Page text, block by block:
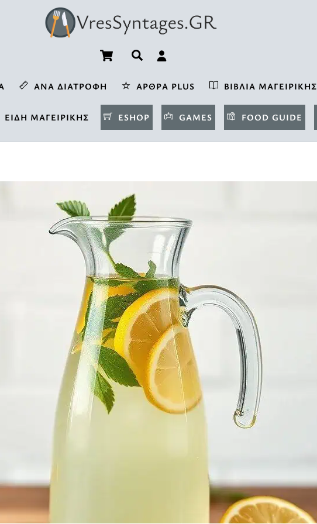
Cart Αναζήτηση
ΑΝΆ ΔΙΑΤΡΟΦΉ ΆΡΘΡΑ PLUS ΒΙΒΛΊΑ ΜΑΓΕΙΡΙΚΉΣ
ΕΊΔΗ ΜΑΓΕΙΡΙΚΉΣ ESHOP GAMES FOOD GUIDE